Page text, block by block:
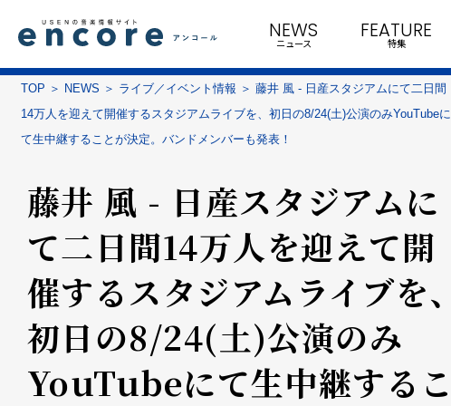
NEWS
ニュース
FEATURE
特集
TOP NEWS ライブ／イベント情報
藤井 風 - 日産スタジアムにて二日間
14万人を迎えて開催するスタジアムライブを、初日の8/24(土)公演のみYouTubeに
て生中継することが決定。バンドメンバーも発表！
藤井 風 - 日産スタジアムに
て二日間14万人を迎えて開
催するスタジアムライブを、
初日の8/24(土)公演のみ
YouTubeにて生中継するこ